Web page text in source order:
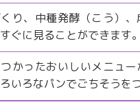
り、中種発酵（こう）
ぐに見ることができます。
かったおいしいメニュ
いろなパンでごちそうを